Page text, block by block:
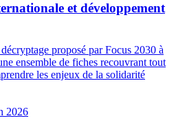
et développement
proposé par Focus 2030 à
ensemble de fiches recouvrant tout
les enjeux de la solidarité
2026